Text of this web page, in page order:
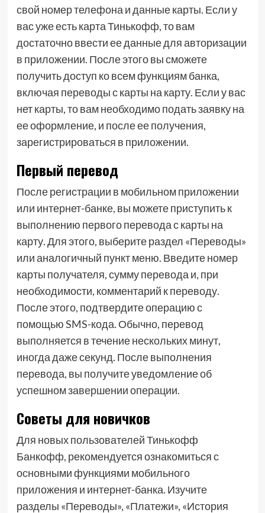
свой номер телефона и данные карты. Если у
вас уже есть карта Тинькофф, то вам
достаточно ввести ее данные для авторизации
в приложении. После этого вы сможете
получить доступ ко всем функциям банка,
включая переводы с карты на карту. Если у вас
нет карты, то вам необходимо подать заявку на
ее оформление, и после ее получения,
зарегистрироваться в приложении.
Первый перевод
После регистрации в мобильном приложении
или интернет-банке, вы можете приступить к
выполнению первого перевода с карты на
карту. Для этого, выберите раздел «Переводы»
или аналогичный пункт меню. Введите номер
карты получателя, сумму перевода и, при
необходимости, комментарий к переводу.
После этого, подтвердите операцию с
помощью SMS-кода. Обычно, перевод
выполняется в течение нескольких минут,
иногда даже секунд. После выполнения
перевода, вы получите уведомление об
успешном завершении операции.
Советы для новичков
Для новых пользователей Тинькофф
Банкофф, рекомендуется ознакомиться с
основными функциями мобильного
приложения и интернет-банка. Изучите
разделы «Переводы», «Платежи», «История